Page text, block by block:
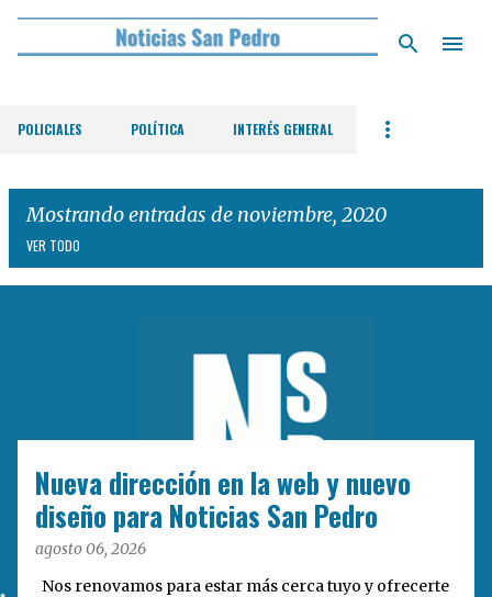
Ir al contenido principal
POLICIALES POLÍTICA INTERÉS GENERAL
Mostrando entradas de noviembre, 2020
VER TODO
Nueva dirección en la web y nuevo
diseño para Noticias San Pedro
agosto 06, 2026
Nos renovamos para estar más cerca tuyo y ofrecerte